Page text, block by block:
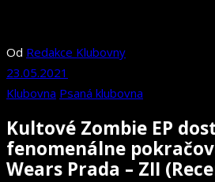
Od Redakce Klubovny
23.05.2021
Klubovna Psaná klubovna
Kultové Zombie EP
fenomenálne
Wears Prada – ZII